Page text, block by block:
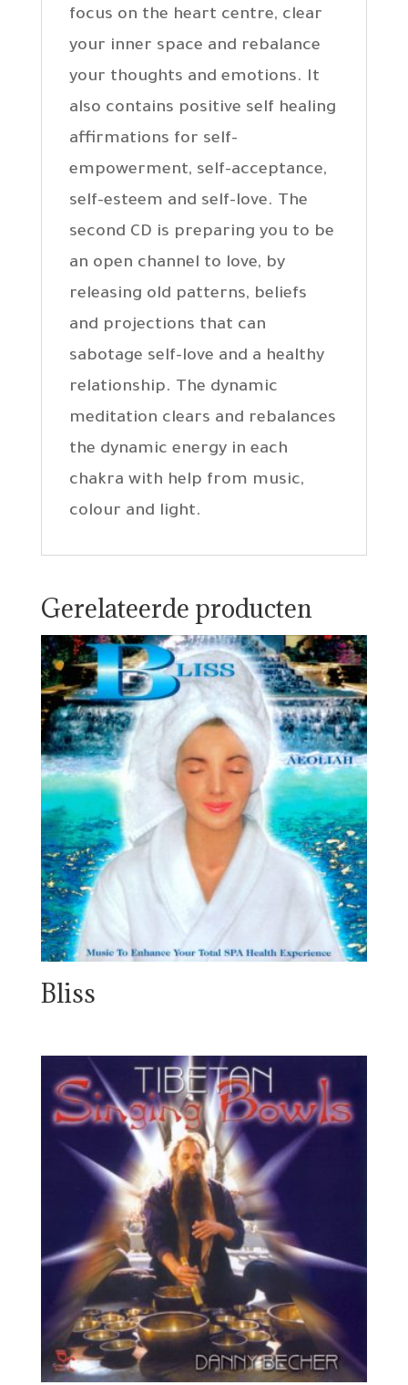
focus on the heart centre, clear
your inner space and rebalance
your thoughts and emotions. It
also contains positive self healing
affirmations for self-
empowerment, self-acceptance,
self-esteem and self-love. The
second CD is preparing you to be
an open channel to love, by
releasing old patterns, beliefs
and projections that can
sabotage self-love and a healthy
relationship. The dynamic
meditation clears and rebalances
the dynamic energy in each
chakra with help from music,
colour and light.
Gerelateerde producten
Bliss